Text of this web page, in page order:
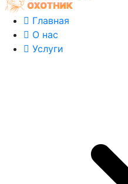
Главная
О нас
Услуги